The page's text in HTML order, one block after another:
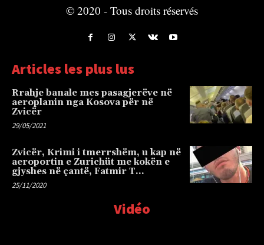
© 2020 - Tous droits réservés
Articles les plus lus
Rrahje banale mes pasagjerëve në
aeroplanin nga Kosova për në
Zvicër
29/05/2021
Zvicër, Krimi i tmerrshëm, u kap në
aeroportin e Zurichüt me kokën e
gjyshes në çantë, Fatmir T…
25/11/2020
Vidéo